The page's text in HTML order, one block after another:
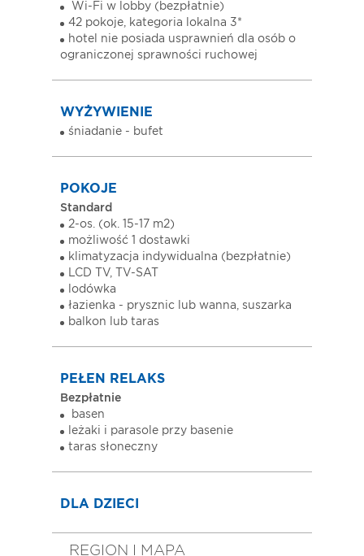
Wi-Fi w lobby (bezpłatnie)
42 pokoje, kategoria lokalna 3*
hotel nie posiada usprawnień dla osób o
ograniczonej sprawności ruchowej
WYŻYWIENIE
śniadanie - bufet
POKOJE
Standard
2-os. (ok. 15-17 m2)
możliwość 1 dostawki
klimatyzacja indywidualna (bezpłatnie)
LCD TV, TV-SAT
lodówka
łazienka - prysznic lub wanna, suszarka
balkon lub taras
PEŁEN RELAKS
Bezpłatnie
basen
leżaki i parasole przy basenie
taras słoneczny
DLA DZIECI
REGION I MAPA